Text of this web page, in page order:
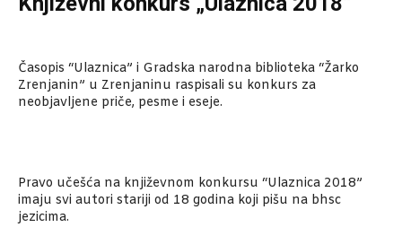
Časopis “Ulaznica” i Gradska narodna biblioteka “Žarko
Zrenjanin” u Zrenjaninu raspisali su konkurs za
neobjavljene priče, pesme i eseje.
Pravo učešća na književnom konkursu “Ulaznica 2018”
imaju svi autori stariji od 18 godina koji pišu na bhsc
jezicima.